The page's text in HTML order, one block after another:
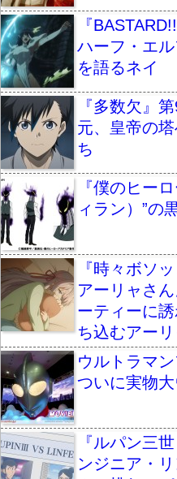
『
ハーフ・エ
を語るネイ
『多数欠』
元、皇帝の
ち
『僕のヒー
ィラン）”の
『時々ボソ
アーリャさ
ーティーに
ち込むアーリ
ウルトラマ
ついに実物
『ルパン三
ンジニア・